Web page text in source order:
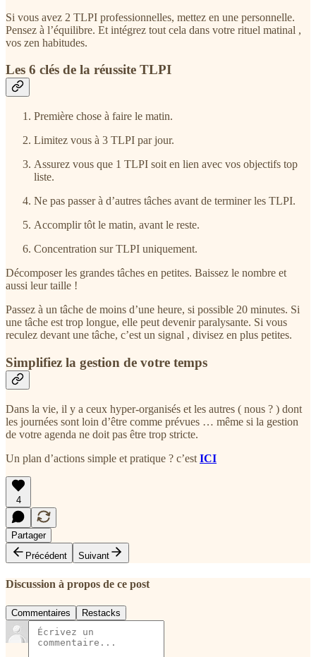
Si vous avez 2 TLPI professionnelles, mettez en une personnelle.
Pensez à l’équilibre. Et intégrez tout cela dans votre rituel matinal ,
vos zen habitudes.
Les 6 clés de la réussite TLPI
Première chose à faire le matin.
Limitez vous à 3 TLPI par jour.
Assurez vous que 1 TLPI soit en lien avec vos objectifs top
liste.
Ne pas passer à d’autres tâches avant de terminer les TLPI.
Accomplir tôt le matin, avant le reste.
Concentration sur TLPI uniquement.
Décomposer les grandes tâches en petites. Baissez le nombre et
aussi leur taille !
Passez à un tâche de moins d’une heure, si possible 20 minutes. Si
une tâche est trop longue, elle peut devenir paralysante. Si vous
reculez devant une tâche, c’est un signal , divisez en plus petites.
Simplifiez la gestion de votre temps
Dans la vie, il y a ceux hyper-organisés et les autres ( nous ? ) dont
les journées sont loin d’être comme prévues … même si la gestion
de votre agenda ne doit pas être trop stricte.
Un plan d’actions simple et pratique ? c’est ICI
4
Partager
Précédent
Suivant
Discussion à propos de ce post
Commentaires Restacks